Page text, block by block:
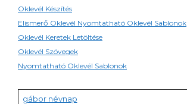
Oklevél Készítés
Elismerő Oklevél Nyomtatható Oklevél Sablonok
Oklevél Keretek Letöltése
Oklevél Szövegek
Nyomtatható Oklevél Sablonok
gábor névnap